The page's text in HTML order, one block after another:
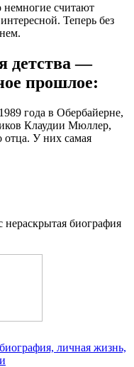
немногие считают
Теперь без
детства —
прошлое:
года в Обербайерне,
Клаудии Мюллер,
отца. У них самая
биография
личная жизнь,